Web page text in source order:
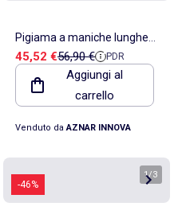
Pigiama a maniche lunghe
La Vie Est Belle da donna
ADMAS
Prezzo di vendita
45,52 €Prezzo di riferimento
56,90 € PDR
Aggiungi al
carrello
Venduto da AZNAR INNOVA
-46%
1/3